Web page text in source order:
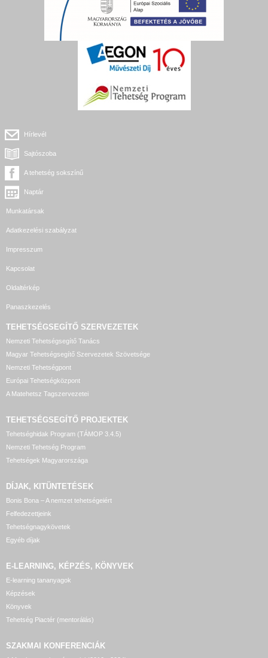
Hírlevél
Sajtószoba
A tehetség sokszínű
Naptár
Munkatársak
Adatkezelési szabályzat
Impresszum
Kapcsolat
Oldaltérkép
Panaszkezelés
TEHETSÉGSEGÍTŐ SZERVEZETEK
Nemzeti Tehetségsegítő Tanács
Magyar Tehetségsegítő Szervezetek Szövetsége
Nemzeti Tehetségpont
Európai Tehetségközpont
A Matehetsz Tagszervezetei
TEHETSÉGSEGÍTŐ PROJEKTEK
Tehetséghidak Program (TÁMOP 3.4.5)
Nemzeti Tehetség Program
Tehetségek Magyarországa
DÍJAK, KITÜNTETÉSEK
Bonis Bona – A nemzet tehetségeiért
Felfedezettjeink
Tehetségnagykövetek
Egyéb díjak
E-LEARNING, KÉPZÉS, KÖNYVEK
E-learning tananyagok
Képzések
Könyvek
Tehetség Piactér (mentorálás)
SZAKMAI KONFERENCIÁK